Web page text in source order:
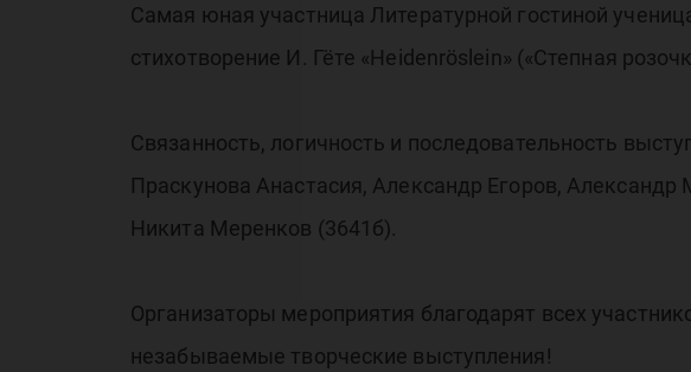
Самая юная участница Литературной гостиной
стихотворение И. Гёте «Heidenröslein» («Степная
Связанность, логичность и последовательность
Праскунова Анастасия, Александр Егоров,
Никита Меренков (3641б).
Организаторы мероприятия благодарят всех
незабываемые творческие выступления!